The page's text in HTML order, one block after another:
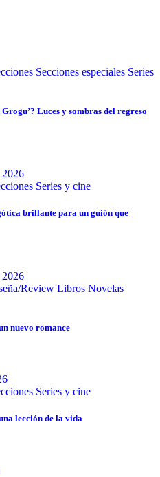
Secciones especiales Series
Luces y sombras del regreso
Series y cine
brillante para un guión que
Review Libros Novelas
nuevo romance
Series y cine
lección de la vida